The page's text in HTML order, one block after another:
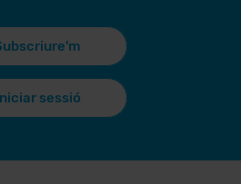
sessió